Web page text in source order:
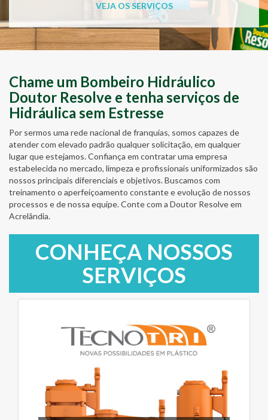
VEJA OS SERVIÇOS
Chame um Bombeiro Hidráulico
Doutor Resolve e tenha serviços de
Hidráulica sem Estresse
Por sermos uma rede nacional de franquias, somos capazes de
atender com elevado padrão qualquer solicitação, em qualquer
lugar que estejamos. Confiança em contratar uma empresa
estabelecida no mercado, limpeza e profissionais uniformizados são
nossos principais diferenciais e objetivos. Buscamos com
treinamento o aperfeiçoamento constante e evolução de nossos
processos e de nossa equipe. Conte com a Doutor Resolve em
Acrelândia.
CONHEÇA NOSSOS
SERVIÇOS